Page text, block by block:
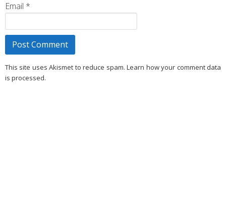
Email *
This site uses Akismet to reduce spam. Learn how your comment data
is processed.